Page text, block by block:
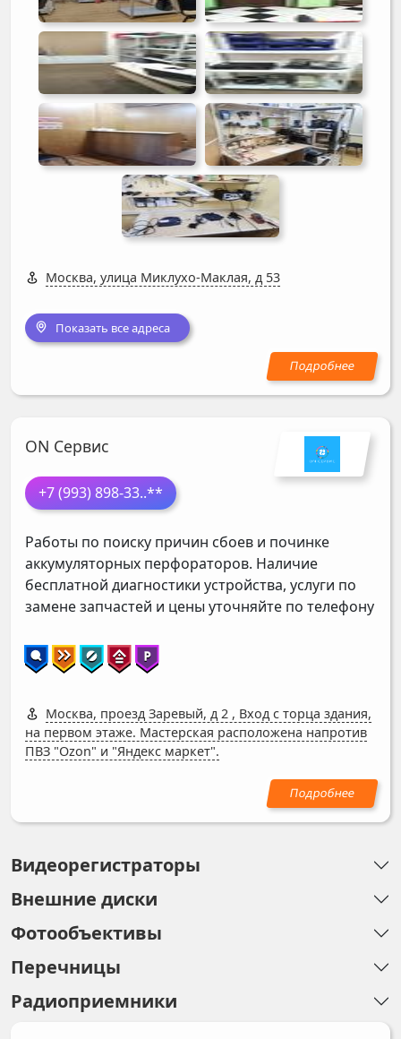
Москва, улица Миклухо-Маклая, д 53
Показать все адреса
ON Сервис
+7 (993) 898-33..**
Работы по поиску причин сбоев и починке
аккумуляторных перфораторов. Наличие
бесплатной диагностики устройства, услуги по
замене запчастей и цены уточняйте по телефону
Москва, проезд Заревый, д 2 , Вход с торца здания,
на первом этаже. Мастерская расположена напротив
ПВЗ "Ozon" и "Яндекс маркет".
Видеорегистраторы
Внешние диски
Фотообъективы
Перечницы
Радиоприемники